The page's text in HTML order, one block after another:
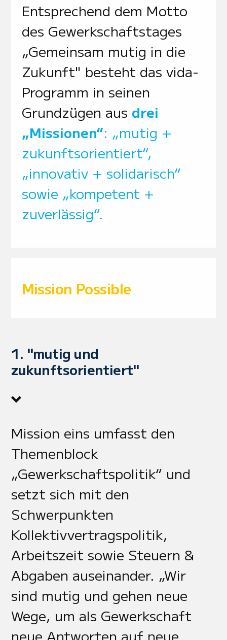
Entsprechend dem Motto
des Gewerkschaftstages
„Gemeinsam mutig in die
Zukunft" besteht das vida-
Programm in seinen
Grundzügen aus drei
„Missionen“: „mutig +
zukunftsorientiert“,
„innovativ + solidarisch“
sowie „kompetent +
zuverlässig“.
Mission Possible
1. "mutig und
zukunftsorientiert"
Mission eins umfasst den
Themenblock
„Gewerkschaftspolitik“ und
setzt sich mit den
Schwerpunkten
Kollektivvertragspolitik,
Arbeitszeit sowie Steuern &
Abgaben auseinander. „Wir
sind mutig und gehen neue
Wege, um als Gewerkschaft
neue Antworten auf neue